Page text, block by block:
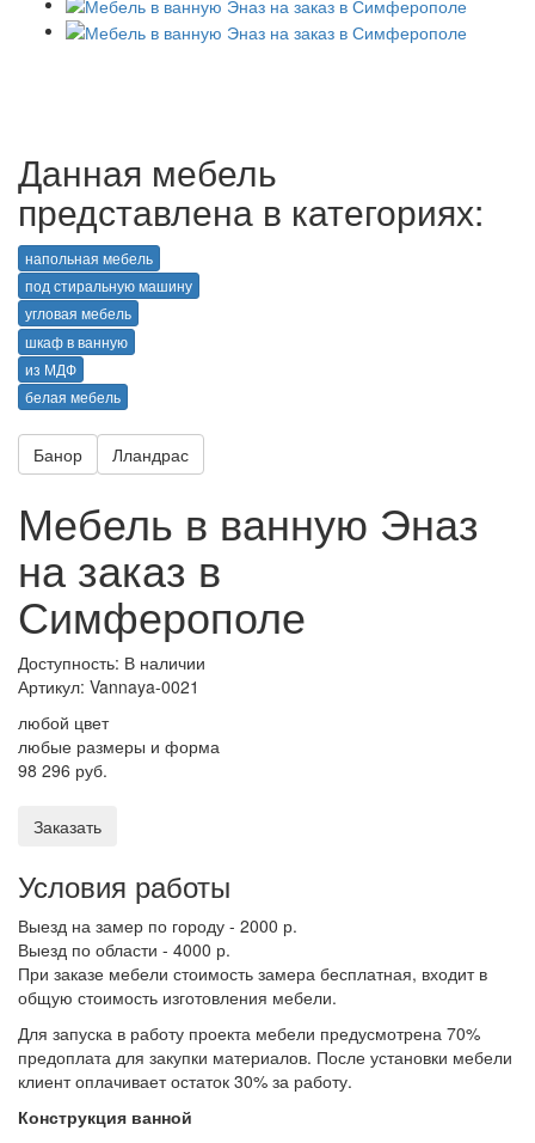
Данная мебель
представлена в категориях:
напольная мебель
под стиральную машину
угловая мебель
шкаф в ванную
из МДФ
белая мебель
Банор Лландрас
Мебель в ванную Эназ
на заказ в
Симферополе
Доступность: В наличии
Артикул: Vannaya-0021
любой цвет
любые размеры и форма
98 296 руб.
Заказать
Условия работы
Выезд на замер по городу - 2000 р.
Выезд по области - 4000 р.
При заказе мебели стоимость замера бесплатная, входит в
общую стоимость изготовления мебели.
Для запуска в работу проекта мебели предусмотрена 70%
предоплата для закупки материалов. После установки мебели
клиент оплачивает остаток 30% за работу.
Конструкция ванной